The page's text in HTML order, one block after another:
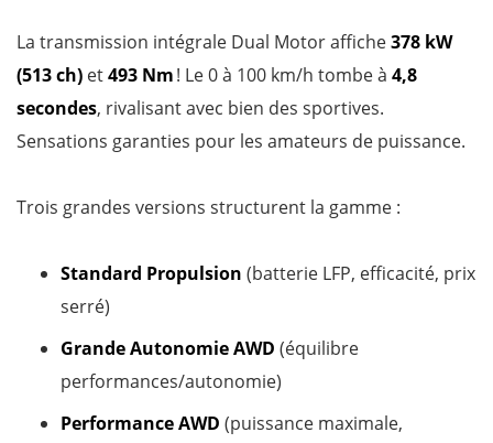
La transmission intégrale Dual Motor affiche378 kW
(513 ch) et493 Nm! Le 0 à 100 km/h tombe à 4,8
secondes, rivalisant avec bien des sportives.
Sensations garanties pour les amateurs de puissance.
Trois grandes versions structurent la gamme :
Standard Propulsion (batterie LFP, efficacité, prix
serré)
Grande Autonomie AWD (équilibre
performances/autonomie)
Performance AWD (puissance maximale,